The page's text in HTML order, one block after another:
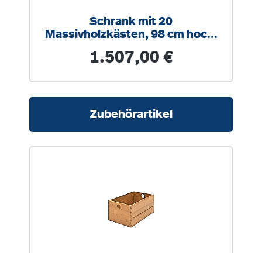
Schrank mit 20
Massivholzkästen, 98 cm hoch,
Regulärer Preis:
1.507,00 €
Zubehörartikel